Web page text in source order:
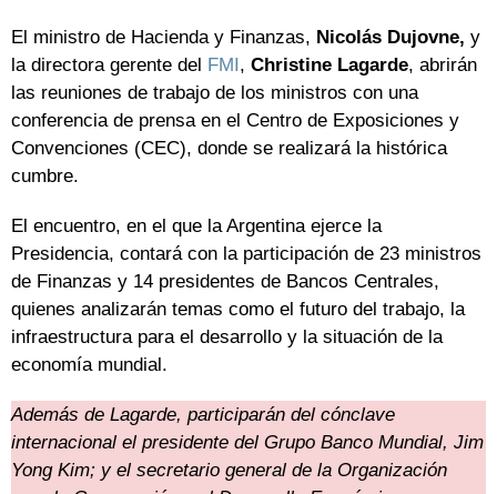
El ministro de Hacienda y Finanzas, Nicolás Dujovne, y
la directora gerente del FMI, Christine Lagarde, abrirán
las reuniones de trabajo de los ministros con una
conferencia de prensa en el Centro de Exposiciones y
Convenciones (CEC), donde se realizará la histórica
cumbre.
El encuentro, en el que la Argentina ejerce la
Presidencia, contará con la participación de 23 ministros
de Finanzas y 14 presidentes de Bancos Centrales,
quienes analizarán temas como el futuro del trabajo, la
infraestructura para el desarrollo y la situación de la
economía mundial.
Además de Lagarde, participarán del cónclave
internacional el presidente del Grupo Banco Mundial, Jim
Yong Kim; y el secretario general de la Organización